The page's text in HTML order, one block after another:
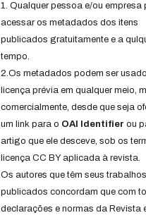
1. Qualquer pessoa e/ou empresa
acessar os metadados dos itens
publicados gratuitamente e a
tempo.
2.Os metadados podem ser
licença prévia em qualquer meio,
comercialmente, desde que seja
um link para o OAI Identifier ou
artigo que ele desceve, sob os
licença CC BY aplicada à revista.
Os autores que têm seus trabalhos
publicados concordam que com
declarações e normas da Revista